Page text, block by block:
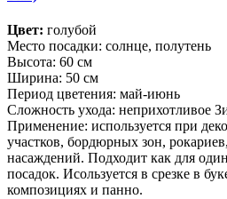
Цвет: голубой
Место посадки: солнце, полутень
Высота: 60 см
Ширина: 50 см
Период цветения: май-июнь
Сложность ухода: неприхотливое
Применение: используется при
участков, бордюрных зон,
насаждений. Подходит как для
посадок. Исользуется в срезке в
композициях и панно.